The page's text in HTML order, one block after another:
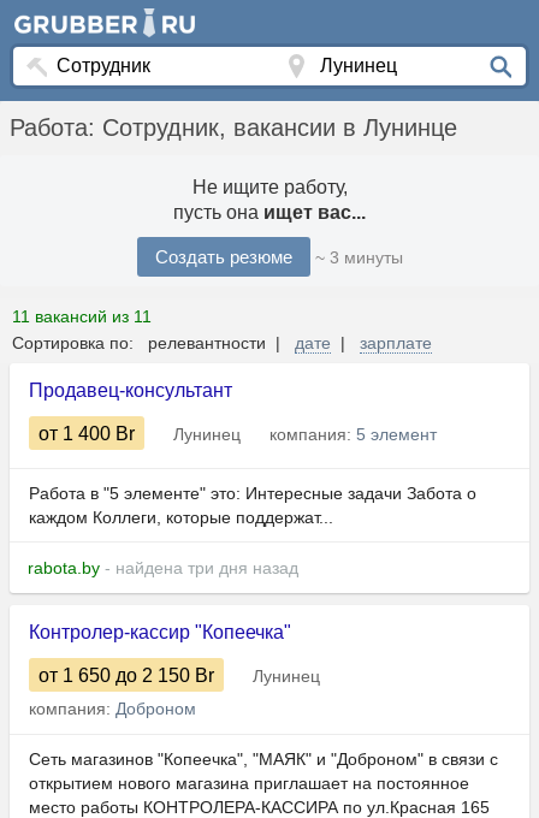
Работа: Сотрудник, вакансии в Лунинце
Не ищите работу,
пусть она ищет вас...
Создать резюме ~ 3 минуты
11 вакансий из 11
Сортировка по: релевантности | дате | зарплате
Продавец-консультант
от 1 400 Br Лунинец компания: 5 элемент
Работа в "5 элементе" это: Интересные задачи Забота о
каждом Коллеги, которые поддержат...
rabota.by - найдена три дня назад
Контролер-кассир "Копеечка"
от 1 650 до 2 150 Br
Лунинец
компания: Доброном
Сеть магазинов "Копеечка", "МАЯК" и "Доброном" в связи с
открытием нового магазина приглашает на постоянное
место работы КОНТРОЛЕРА-КАССИРА по ул.Красная 165